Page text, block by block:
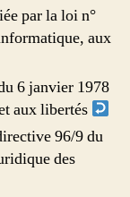
par la loi n°
aux
6 janvier 1978
aux libertés
96/9 du
des